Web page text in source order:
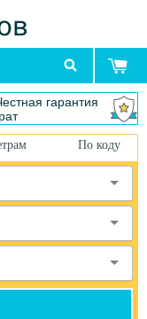
гарантия
По коду